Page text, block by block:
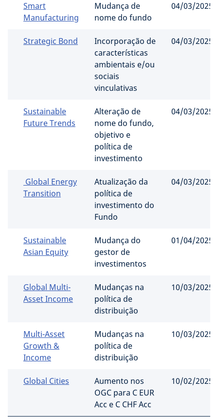
Smart
Manufacturing
Mudança de
nome do fundo
04/03/2025
Strategic Bond
Incorporação de
características
ambientais e/ou
sociais
vinculativas
04/03/2025
Sustainable
Future Trends
Alteração de
nome do fundo,
objetivo e
política de
investimento
04/03/2025
Global Energy
Transition
Atualização da
política de
investimento do
Fundo
04/03/2025
Sustainable
Asian Equity
Mudança do
gestor de
investimentos
01/04/2025
Global Multi-
Asset Income
Mudanças na
política de
distribuição
10/03/2025
Multi-Asset
Growth &
Income
Mudanças na
política de
distribuição
10/03/2025
Global Cities
Aumento nos
OGC para C EUR
Acc e C CHF Acc
10/02/2025